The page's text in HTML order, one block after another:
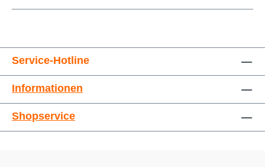
Service-Hotline
Informationen
Shopservice
Großer Cursor